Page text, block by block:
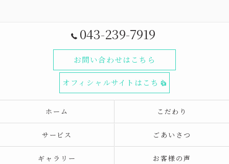
043-239-7919
お問い合わせはこちら
オフィシャルサイトはこちら
ホーム こだわり
サービス ごあいさつ
ギャラリー お客様の声